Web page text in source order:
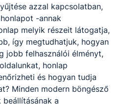
azzal kapcsolatban,
-annak
melyik részeit látogatja,
így megtudhatjuk, hogyan
jobb felhasználói élményt,
honlap
és hogyan tudja
Minden modern böngésző
a